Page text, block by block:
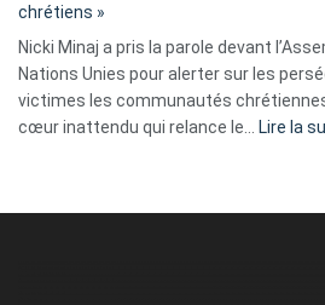
chrétiens »
Nicki Minaj a pris la parole devant
Nations Unies pour alerter sur les
victimes les communautés chrétiennes
cœur inattendu qui relance le… Lire la